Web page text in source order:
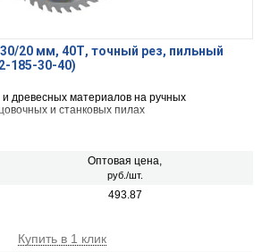
30/20 мм, 40Т, точный рез, пильный
185-30-40)
древесных материалов на ручных
и станковых пилах
Оптовая цена,
руб./шт.
493.87
Купить в 1 клик